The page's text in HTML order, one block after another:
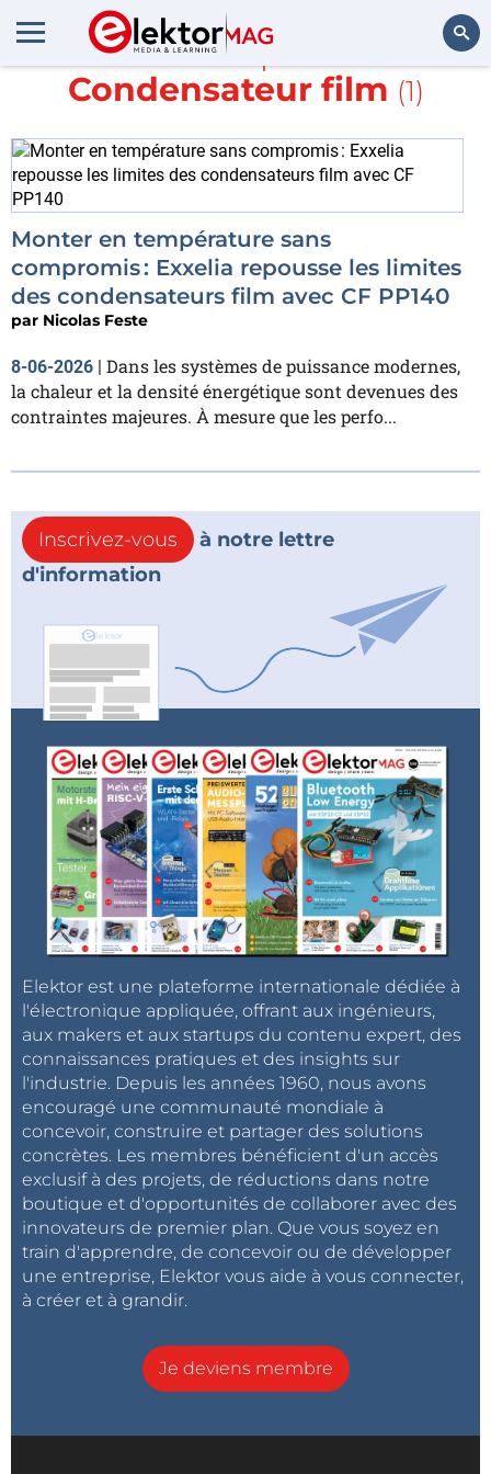
Rechercher
En savoir plus sur
Condensateur film (1)
Monter en température sans
compromis : Exxelia repousse les limites
des condensateurs film avec CF PP140
par Nicolas Feste
8-06-2026 | Dans les systèmes de puissance modernes,
la chaleur et la densité énergétique sont devenues des
contraintes majeures. À mesure que les perfo...
Inscrivez-vous
à notre lettre
d'information
Elektor est une plateforme internationale dédiée à
l'électronique appliquée, offrant aux ingénieurs,
aux makers et aux startups du contenu expert, des
connaissances pratiques et des insights sur
l'industrie. Depuis les années 1960, nous avons
encouragé une communauté mondiale à
concevoir, construire et partager des solutions
concrètes. Les membres bénéficient d'un accès
exclusif à des projets, de réductions dans notre
boutique et d'opportunités de collaborer avec des
innovateurs de premier plan. Que vous soyez en
train d'apprendre, de concevoir ou de développer
une entreprise, Elektor vous aide à vous connecter,
à créer et à grandir.
Je deviens membre